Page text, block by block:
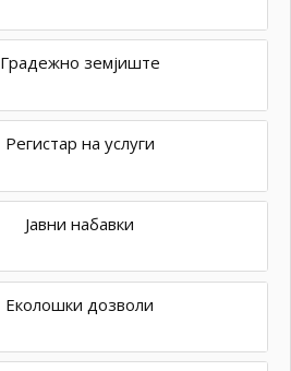
Градежно земјиште
Регистар на услуги
Јавни набавки
Еколошки дозволи